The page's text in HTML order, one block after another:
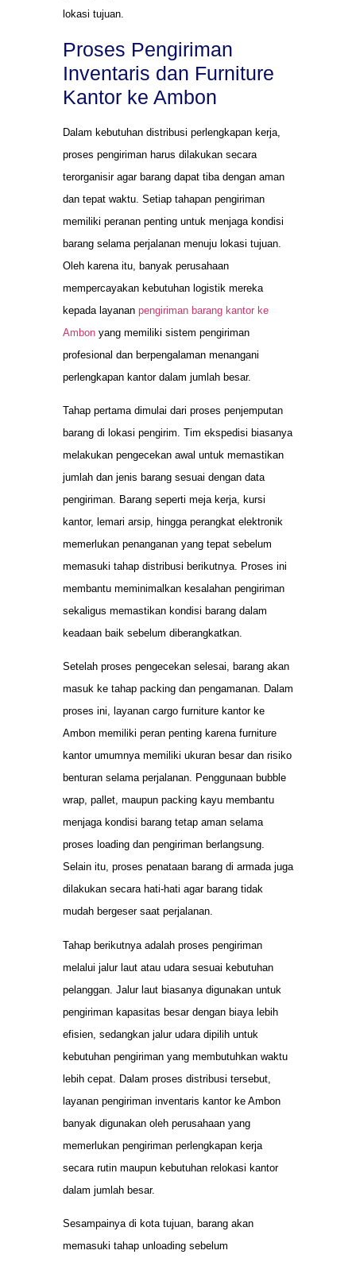
lokasi tujuan.
Proses Pengiriman
Inventaris dan Furniture
Kantor ke Ambon
Dalam kebutuhan distribusi perlengkapan kerja,
proses pengiriman harus dilakukan secara
terorganisir agar barang dapat tiba dengan aman
dan tepat waktu. Setiap tahapan pengiriman
memiliki peranan penting untuk menjaga kondisi
barang selama perjalanan menuju lokasi tujuan.
Oleh karena itu, banyak perusahaan
mempercayakan kebutuhan logistik mereka
kepada layanan pengiriman barang kantor ke
Ambon yang memiliki sistem pengiriman
profesional dan berpengalaman menangani
perlengkapan kantor dalam jumlah besar.
Tahap pertama dimulai dari proses penjemputan
barang di lokasi pengirim. Tim ekspedisi biasanya
melakukan pengecekan awal untuk memastikan
jumlah dan jenis barang sesuai dengan data
pengiriman. Barang seperti meja kerja, kursi
kantor, lemari arsip, hingga perangkat elektronik
memerlukan penanganan yang tepat sebelum
memasuki tahap distribusi berikutnya. Proses ini
membantu meminimalkan kesalahan pengiriman
sekaligus memastikan kondisi barang dalam
keadaan baik sebelum diberangkatkan.
Setelah proses pengecekan selesai, barang akan
masuk ke tahap packing dan pengamanan. Dalam
proses ini, layanan cargo furniture kantor ke
Ambon memiliki peran penting karena furniture
kantor umumnya memiliki ukuran besar dan risiko
benturan selama perjalanan. Penggunaan bubble
wrap, pallet, maupun packing kayu membantu
menjaga kondisi barang tetap aman selama
proses loading dan pengiriman berlangsung.
Selain itu, proses penataan barang di armada juga
dilakukan secara hati-hati agar barang tidak
mudah bergeser saat perjalanan.
Tahap berikutnya adalah proses pengiriman
melalui jalur laut atau udara sesuai kebutuhan
pelanggan. Jalur laut biasanya digunakan untuk
pengiriman kapasitas besar dengan biaya lebih
efisien, sedangkan jalur udara dipilih untuk
kebutuhan pengiriman yang membutuhkan waktu
lebih cepat. Dalam proses distribusi tersebut,
layanan pengiriman inventaris kantor ke Ambon
banyak digunakan oleh perusahaan yang
memerlukan pengiriman perlengkapan kerja
secara rutin maupun kebutuhan relokasi kantor
dalam jumlah besar.
Sesampainya di kota tujuan, barang akan
memasuki tahap unloading sebelum